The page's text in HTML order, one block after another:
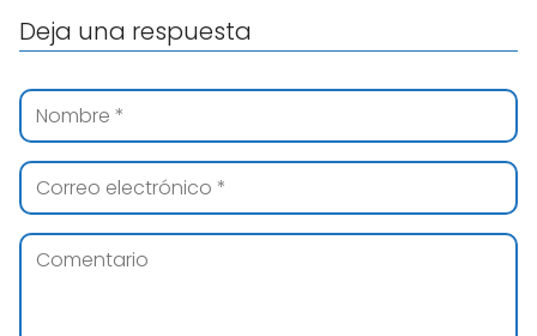
Deja una respuesta